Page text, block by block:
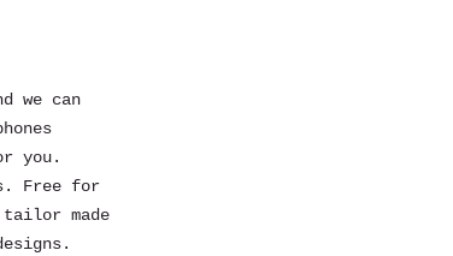
we can
you.
Free for
made